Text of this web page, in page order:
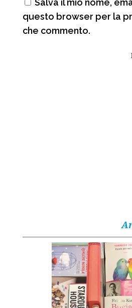
Salva il mio nome,
questo browser per la
che commento.